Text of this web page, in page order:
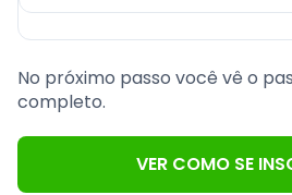
No próximo passo você vê o
completo.
VER COMO SE